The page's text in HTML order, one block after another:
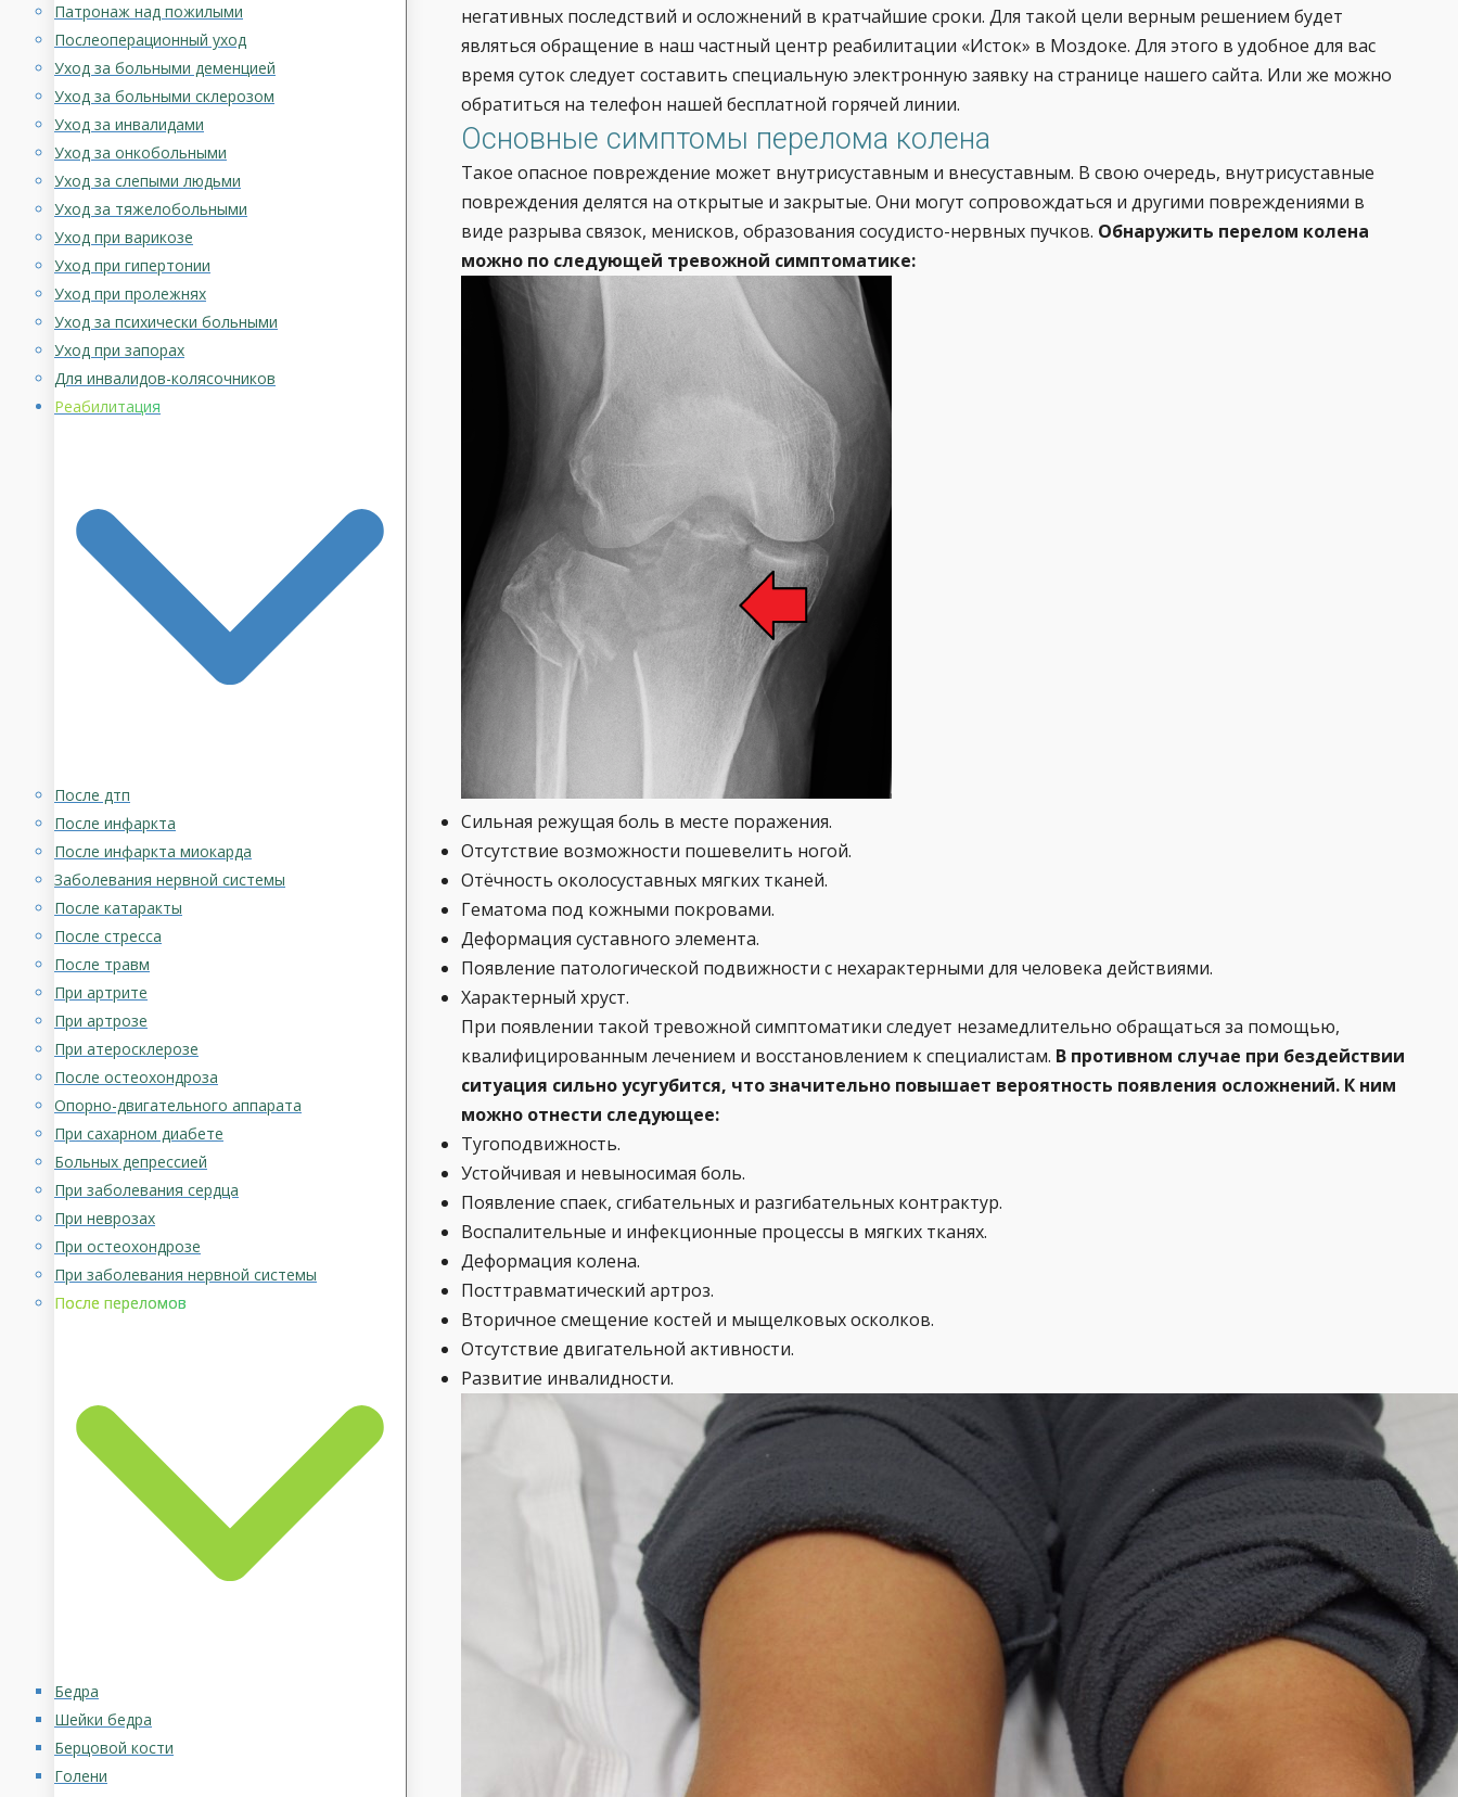
негативных последствий и осложнений в кратчайшие сроки. Для такой цели верным решением будет
являться обращение в наш частный центр реабилитации «Исток» в Моздоке. Для этого в удобное для вас
время суток следует составить специальную электронную заявку на странице нашего сайта. Или же можно
обратиться на телефон нашей бесплатной горячей линии.
Основные симптомы перелома колена
Такое опасное повреждение может внутрисуставным и внесуставным. В свою очередь, внутрисуставные
повреждения делятся на открытые и закрытые. Они могут сопровождаться и другими повреждениями в
виде разрыва связок, менисков, образования сосудисто-нервных пучков. Обнаружить перелом колена
можно по следующей тревожной симптоматике:
Сильная режущая боль в месте поражения.
Отсутствие возможности пошевелить ногой.
Отёчность околосуставных мягких тканей.
Гематома под кожными покровами.
Деформация суставного элемента.
Появление патологической подвижности с нехарактерными для человека действиями.
Характерный хруст.
При появлении такой тревожной симптоматики следует незамедлительно обращаться за помощью,
квалифицированным лечением и восстановлением к специалистам. В противном случае при бездействии
ситуация сильно усугубится, что значительно повышает вероятность появления осложнений. К ним
можно отнести следующее:
Тугоподвижность.
Устойчивая и невыносимая боль.
Появление спаек, сгибательных и разгибательных контрактур.
Воспалительные и инфекционные процессы в мягких тканях.
Деформация колена.
Посттравматический артроз.
Вторичное смещение костей и мыщелковых осколков.
Отсутствие двигательной активности.
Развитие инвалидности.
Патронаж над пожилыми
Послеоперационный уход
Уход за больными деменцией
Уход за больными склерозом
Уход за инвалидами
Уход за онкобольными
Уход за слепыми людьми
Уход за тяжелобольными
Уход при варикозе
Уход при гипертонии
Уход при пролежнях
Уход за психически больными
Уход при запорах
Для инвалидов-колясочников
Реабилитация
После дтп
После инфаркта
После инфаркта миокарда
Заболевания нервной системы
После катаракты
После стресса
После травм
При артрите
При артрозе
При атеросклерозе
После остеохондроза
Опорно-двигательного аппарата
При сахарном диабете
Больных депрессией
При заболевания сердца
При неврозах
При остеохондрозе
При заболевания нервной системы
После переломов
Бедра
Шейки бедра
Берцовой кости
Голени